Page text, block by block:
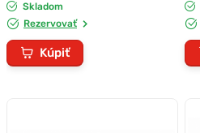
Skladom
Rezervovať
Kúpiť